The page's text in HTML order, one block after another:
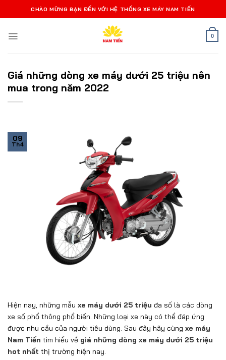
qua
dung
CHÀO MỪNG BẠN ĐẾN VỚI HỆ THỐNG XE MÁY NAM TIẾN
0
Giá những dòng xe máy dưới 25 triệu nên
mua trong năm 2022
09
Th4
Hiện nay, những mẫu xe máy dưới 25 triệu đa số là các dòng
xe số phổ thông phổ biến. Những loại xe này có thể đáp ứng
được nhu cầu của người tiêu dùng. Sau đây hãy cùng xe máy
Nam Tiến tìm hiểu về giá những dòng xe máy dưới 25 triệu
hot nhất thị trường hiện nay.